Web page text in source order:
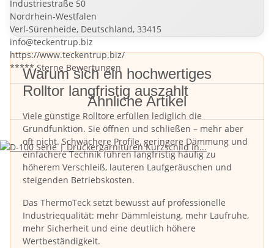
Warum sich ein hochwertiges
Rolltor langfristig auszahlt
Viele günstige Rolltore erfüllen lediglich die
Grundfunktion. Sie öffnen und schließen – mehr aber
oft nicht. Schwächere Profile, geringere Dämmung und
einfachere Technik führen langfristig häufig zu
höherem Verschleiß, lauteren Laufgeräuschen und
steigenden Betriebskosten.
Das ThermoTeck setzt bewusst auf professionelle
Industriequalität: mehr Dämmleistung, mehr Laufruhe,
mehr Sicherheit und eine deutlich höhere
Wertbeständigkeit.
Industriestraße 50
Nordrhein-Westfalen
Verl-Sürenheide, Deutschland, 33415
info@teckentrup.biz
https://www.teckentrup.biz/
***** Sterne Bewertungen
Ähnliche Artikel